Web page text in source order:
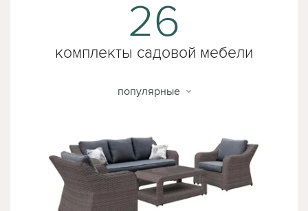
26
комплекты садовой мебели